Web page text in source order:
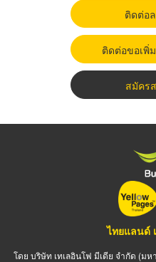
ติดต่อ
ติดต่อขอเพิ่
สมัคร
ไทยแลนด์
โดย บริษัท เทเลอินโฟ มีเดีย จำกัด (ม